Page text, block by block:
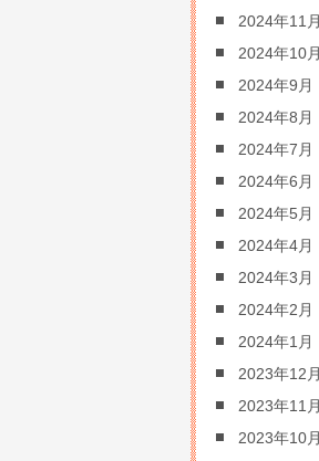
2024年11月
2024年10月
2024年9月
2024年8月
2024年7月
2024年6月
2024年5月
2024年4月
2024年3月
2024年2月
2024年1月
2023年12月
2023年11月
2023年10月